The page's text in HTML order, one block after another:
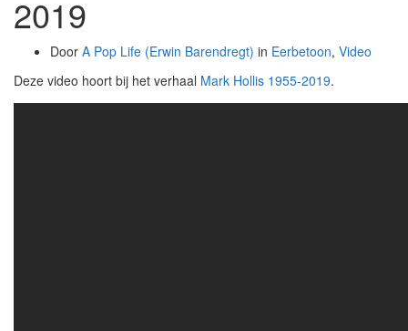
2019
Door A Pop Life (Erwin Barendregt) in Eerbetoon, Video
Deze video hoort bij het verhaal Mark Hollis 1955-2019.